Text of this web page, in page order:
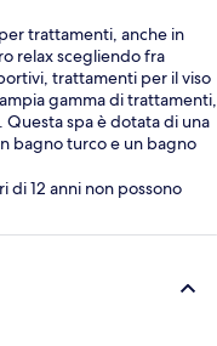
trattamenti, anche in
relax scegliendo fra
trattamenti per il viso
gamma di trattamenti,
spa è dotata di una
bagno turco e un bagno
di 12 anni non possono